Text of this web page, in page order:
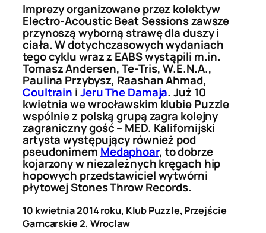
Imprezy organizowane przez kolektyw
Electro-Acoustic Beat Sessions zawsze
przynoszą wyborną strawę dla duszy i
ciała. W dotychczasowych wydaniach
tego cyklu wraz z EABS wystąpili m.in.
Tomasz Andersen, Te-Tris, W.E.N.A.,
Paulina Przybysz, Raashan Ahmad,
Coultrain iJeru The Damaja. Już 10
kwietnia we wrocławskim klubie Puzzle
wspólnie z polską grupą zagra kolejny
zagraniczny gość – MED. Kalifornijski
artysta występujący również pod
pseudonimem Medaphoar, to dobrze
kojarzony w niezależnych kręgach hip
hopowych przedstawiciel wytwórni
płytowej Stones Throw Records.
10 kwietnia 2014 roku, Klub Puzzle, Przejście
Garncarskie 2, Wroclaw